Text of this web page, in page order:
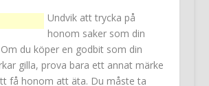
Undvik att trycka på
honom saker som din
du köper en godbit som din
gilla, prova bara ett annat märke
få honom att äta. Du måste ta